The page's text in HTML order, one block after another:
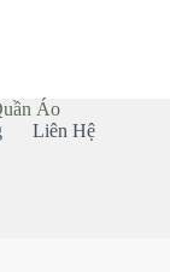
Áo
Liên Hệ